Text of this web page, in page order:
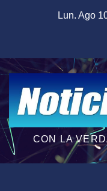
Lun. Ago
CON LA